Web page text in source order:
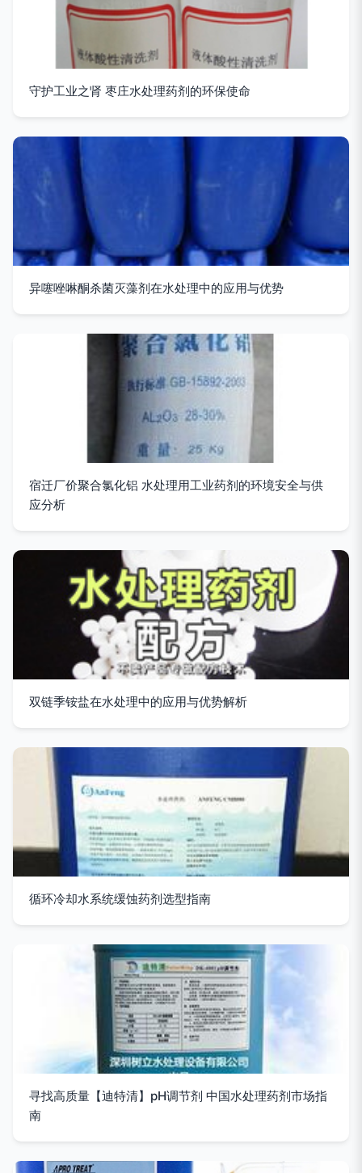
守护工业之肾 枣庄水处理药剂的环保使命
异噻唑啉酮杀菌灭藻剂在水处理中的应用与优势
宿迁厂价聚合氯化铝 水处理用工业药剂的环境安全与供
应分析
双链季铵盐在水处理中的应用与优势解析
循环冷却水系统缓蚀药剂选型指南
寻找高质量【迪特清】pH调节剂 中国水处理药剂市场指
南